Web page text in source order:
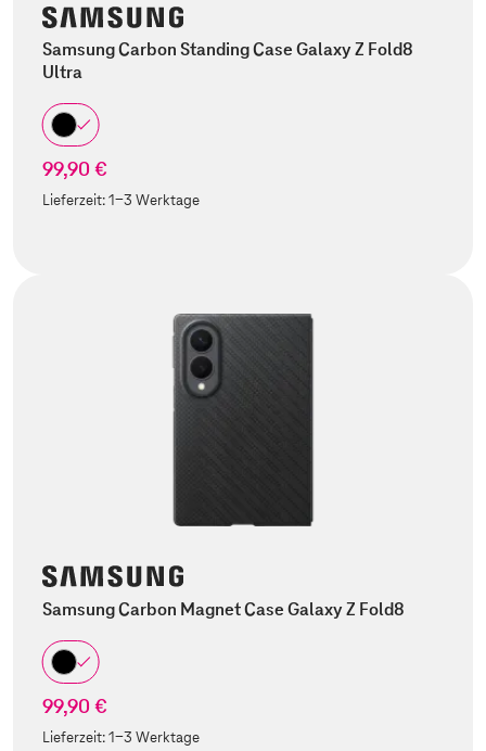
Samsung Carbon Standing Case Galaxy Z Fold8
Ultra
99,90 €
Lieferzeit:1-3 Werktage
Samsung Carbon Magnet Case Galaxy Z Fold8
99,90 €
Lieferzeit:1-3 Werktage